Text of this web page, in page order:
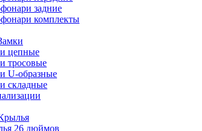
задние
комплекты
цепные
тросовые
U-образные
складные
26 дюймов